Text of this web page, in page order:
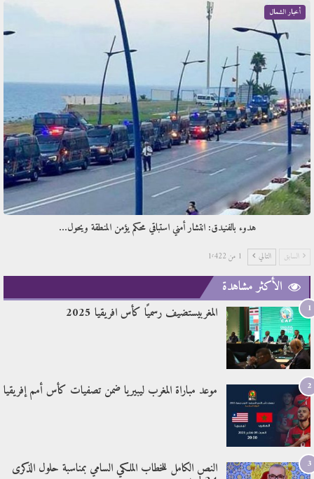
أخبار الشمال
هدوء بالفنيدق: انتشار أمني استباقي محكم يؤمن المنطقة ويحول…
السابق التالي 1 من 1٬422
الأكثر مشاهدة
1 المغربيستضيف رسميًا كأس افريقيا 2025
2 موعد مباراة المغرب ليبيريا ضمن تصفيات كأس أمم إفريقيا
3 النص الكامل للخطاب الملكي السامي بمناسبة حلول الذكرى